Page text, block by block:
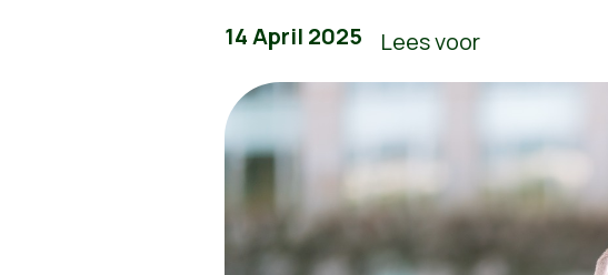
14 April 2025 Lees voor